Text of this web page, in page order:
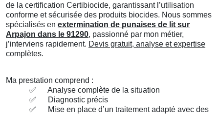
de la certification Certibiocide, garantissant l’utilisation
conforme et sécurisée des produits biocides. Nous sommes
spécialisés en extermination de punaises de lit sur
Arpajon dans le 91290, passionné par mon métier,
j’interviens rapidement. Devis gratuit, analyse et expertise
complètes.
Ma prestation comprend :
✅
Analyse complète de la situation
✅
Diagnostic précis
✅
Mise en place d’un traitement adapté avec des